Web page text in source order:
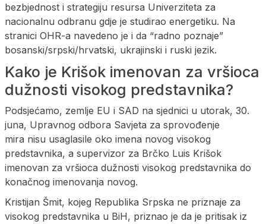
bezbjednost i strategiju resursa Univerziteta za
nacionalnu odbranu gdje je studirao energetiku. Na
stranici OHR-a navedeno je i da “radno poznaje”
bosanski/srpski/hrvatski, ukrajinski i ruski jezik.
Kako je Krišok imenovan za vršioca
dužnosti visokog predstavnika?
Podsjećamo, zemlje EU i SAD na sjednici u utorak, 30.
juna, Upravnog odbora Savjeta za sprovođenje
mira nisu usaglasile oko imena novog visokog
predstavnika, a supervizor za Brčko Luis Krišok
imenovan za vršioca dužnosti visokog predstavnika do
konačnog imenovanja novog.
Kristijan Šmit, kojeg Republika Srpska ne priznaje za
visokog predstavnika u BiH, priznao je da je pritisak iz